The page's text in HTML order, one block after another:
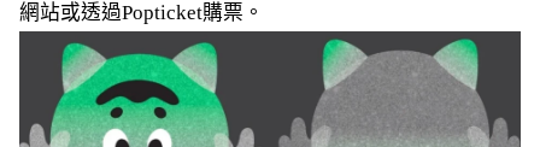
網站或透過Popticket購票。